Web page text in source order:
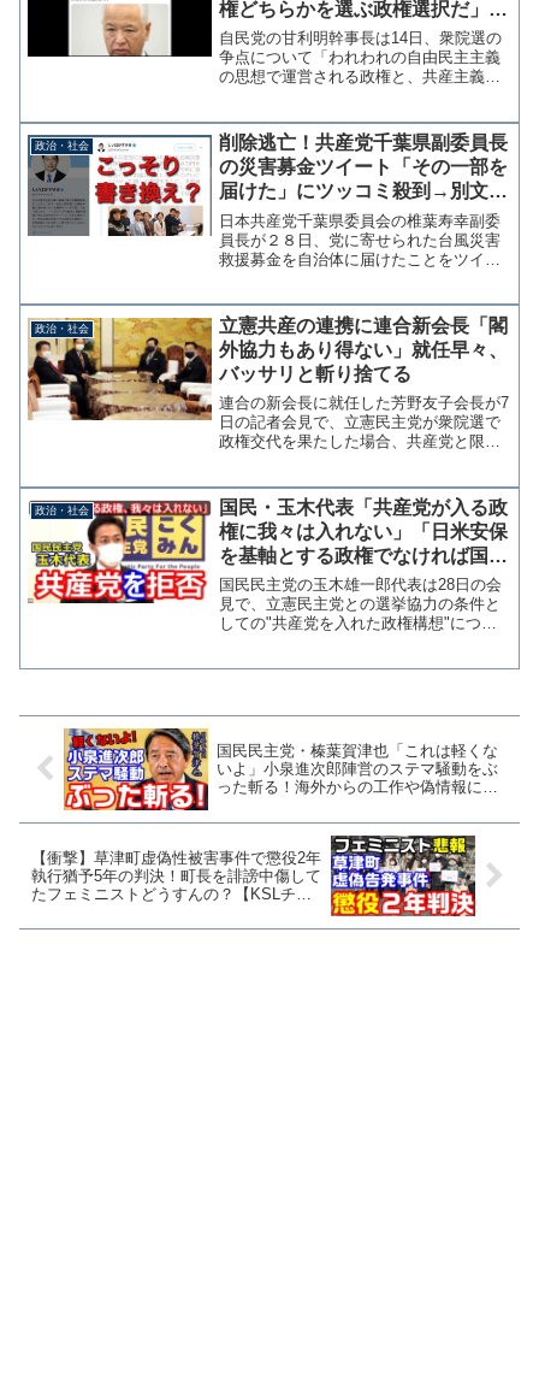
権どちらかを選ぶ政権選択だ」→
立憲民主党が必死の言い訳中
自民党の甘利明幹事長は14日、衆院選の
争点について「われわれの自由民主主義
の思想で運営される政権と、共産主義が
党が政権を取った場合に、日本共産党と
限定的な閣外協力で合意...
政治・社会
削除逃亡！共産党千葉県副委員長
の災害募金ツイート「その一部を
届けた」にツッコミ殺到→別文章
で再投稿も説明なし
日本共産党千葉県委員会の椎葉寿幸副委
員長が２８日、党に寄せられた台風災害
救援募金を自治体に届けたことをツイッ
た。」と投稿したことが物議を醸してい
る。共産党の募金用途には何度...
政治・社会
立憲共産の連携に連合新会長「閣
外協力もあり得ない」就任早々、
バッサリと斬り捨てる
連合の新会長に就任した芳野友子会長が7
日の記者会見で、立憲民主党が衆院選で
政権交代を果たした場合、共産党と限定
ない」と述べ、共産党と距離を置くこれ
までの連合の姿勢を引き...
政治・社会
国民・玉木代表「共産党が入る政
権に我々は入れない」「日米安保
を基軸とする政権でなければ国は
守れない」
国民民主党の玉木雄一郎代表は28日の会
見で、立憲民主党との選挙協力の条件と
しての"共産党を入れた政権構想"につい
国民民主党・榛葉賀津也「これは軽くな
いよ」小泉進次郎陣営のステマ騒動をぶ
った斬る！海外からの工作や偽情報にも
【衝撃】草津町虚偽性被害事件で懲役2年
執行猶予5年の判決！町長を誹謗中傷して
たフェミニストどうすんの？【KSLチャ